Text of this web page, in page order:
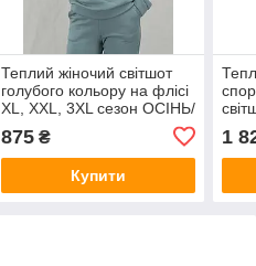
Теплий жіночий світшот
голубого кольору на флісі
XL, XXL, 3XL сезон ОСІНЬ/
875₴
Купити
1